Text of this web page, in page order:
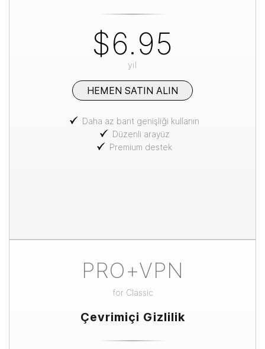
PRO+VPN
for Classic
Çevrimiçi Gizlilik
$6.95
yıl
HEMEN SATIN ALIN
Daha az bant genişliği kullanın
Düzenli arayüz
Premium destek